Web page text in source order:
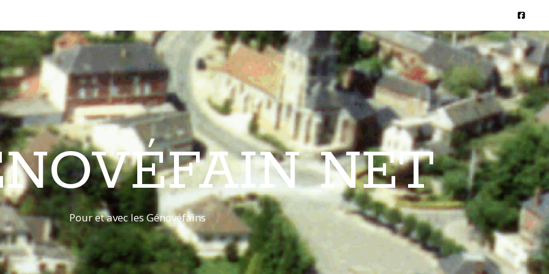
NET
Pour et avec les Génovéfains